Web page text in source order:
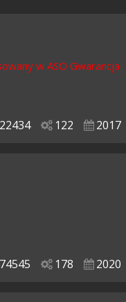
w ASO Gwarancja
122 2017
178 2020